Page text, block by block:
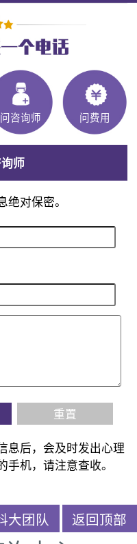
问咨询师 问费用
师
对保密。
重置
息后，会及时发出心理
机，请注意查收。
大团队 返回顶部